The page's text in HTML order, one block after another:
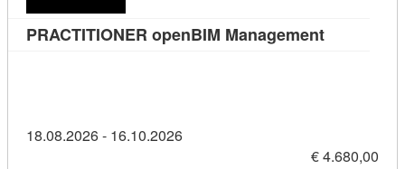
PRACTITIONER openBIM ManagementKursdetail:
18.08.2026 - 16.10.2026
€ 4.680,00